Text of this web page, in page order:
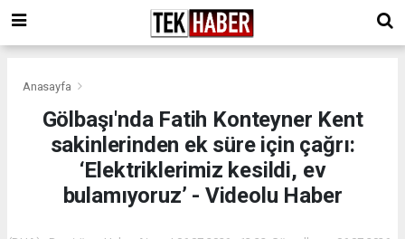
Anasayfa
Gölbaşı'nda Fatih Konteyner Kent
sakinlerinden ek süre için çağrı:
‘Elektriklerimiz kesildi, ev
bulamıyoruz’ - Videolu Haber